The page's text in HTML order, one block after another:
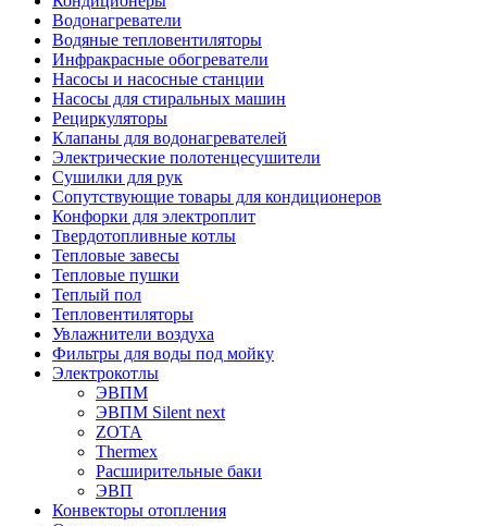
Водонагреватели
Водяные тепловентиляторы
Инфракрасные обогреватели
Насосы и насосные станции
Насосы для стиральных машин
Рециркуляторы
Клапаны для водонагревателей
Электрические полотенцесушители
Сушилки для рук
Сопутствующие товары для кондиционеров
Конфорки для электроплит
Твердотопливные котлы
Тепловые завесы
Тепловые пушки
Теплый пол
Тепловентиляторы
Увлажнители воздуха
Фильтры для воды под мойку
Электрокотлы
ЭВПМ
ЭВПМ Silent next
ZOTA
Thermex
Расширительные баки
ЭВП
Конвекторы отопления